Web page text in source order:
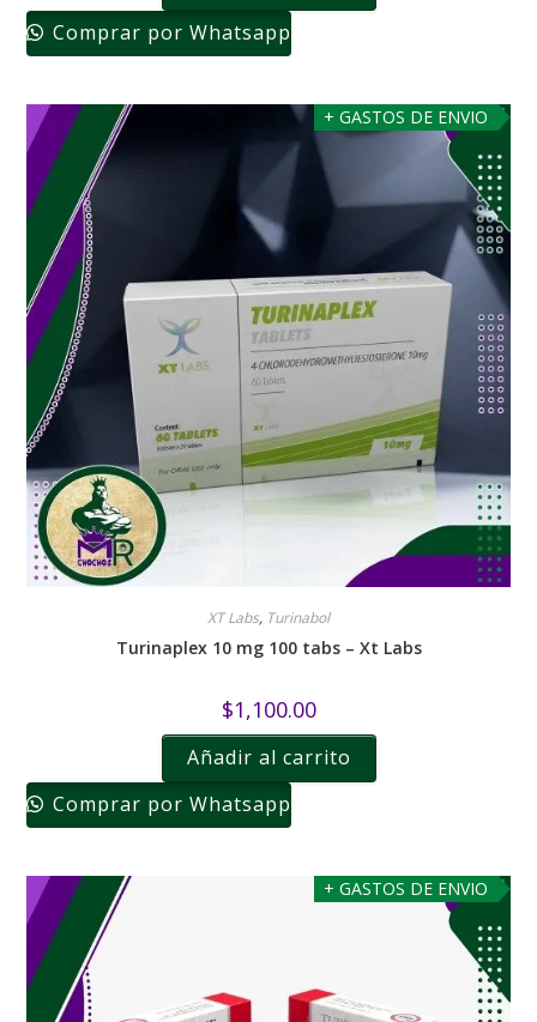
Comprar por Whatsapp
+ GASTOS DE ENVIO
XT Labs, Turinabol
Turinaplex 10 mg 100 tabs – Xt Labs
$1,100.00
Añadir al carrito
Comprar por Whatsapp
+ GASTOS DE ENVIO